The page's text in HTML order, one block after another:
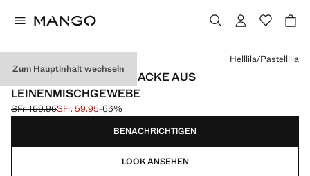
Zum Hauptinhalt wechseln
ZWEIREIHIGE ANZUGJACKE AUS
LEINENMISCHGEWEBE
Ausgangspreis durchgestrichen [SFr. 159.95 ]
SFr. 159.95
Aktueller Preis [SFr. 59.95 ]
SFr. 59.95-63%
Wählen Sie eine Farbe
Helllila/Pastelllila
BENACHRICHTIGEN
LOOK ANSEHEN